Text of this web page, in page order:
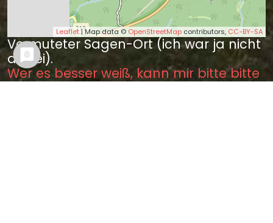
Leaflet| Map data ©OpenStreetMap contributors, CC-BY-SA
Vermuteter Sagen-Ort (ich war ja nicht
dabei).
Wer es besser weiß, kann mir bitte bitte
einen Tipp geben.